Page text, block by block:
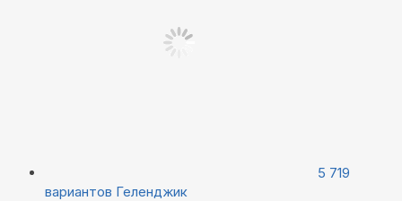
5 719
вариантов Геленджик